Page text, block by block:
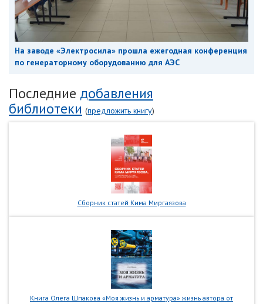
На заводе «Электросила» прошла ежегодная конференция
по генераторному оборудованию для АЭС
Последние добавления
библиотеки (предложить книгу)
Сборник статей Кима Миргаязова
Книга Олега Шпакова «Моя жизнь и арматура» жизнь автора от